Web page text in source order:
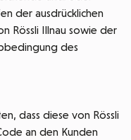
der ausdrücklichen
Rössli Illnau sowie der
des
dass diese von Rössli
an den Kunden